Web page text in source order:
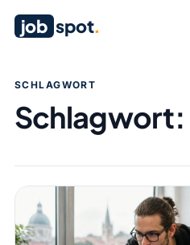
job spot.
SCHLAGWORT
Schlagwort: